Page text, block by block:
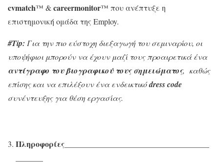
cvmatch™ &careermonitor™ που ανέπτυξε η
επιστημονική ομάδα της Employ.
#Tip: Για την πιο εύστοχη διεξαγωγή του σεμιναρίου, οι
υποψήφιοι μπορούν να έχουν μαζί τους προαιρετικά ένα
αντίγραφο του βιογραφικού τους σημειώματος, καθώς
επίσης και να επιλέξουν ένα ενδεικτικόdress code
συνέντευξης για θέση εργασίας.
Πληροφορίες